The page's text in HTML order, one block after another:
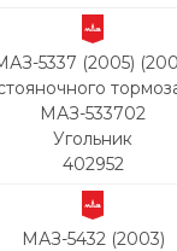
5337 (2005)
МАЗ-533702
Угольник
402952
МАЗ-5432 (2003)